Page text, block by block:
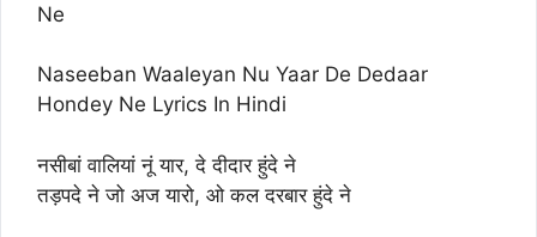
Ne
Naseeban Waaleyan Nu Yaar De Dedaar
Hondey Ne Lyrics In Hindi
नसीबां वालियां नूं यार, दे दीदार हुंदे ने
तड़पदे ने जो अज यारो, ओ कल दरबार हुंदे ने